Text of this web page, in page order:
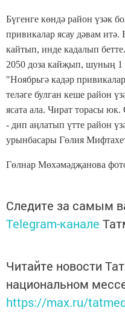
Бүгенге көндә район үзәк
привикалар ясау дәвам итә.
кайтып, инде кадалып
2050 доза кайҗып, шуның 1
"Ноябрьгә кадәр
теләге булган кеше район
ясата ала. Чират торасы
- дип аңлатып үтте район
урынбасары Гөлия
Гөлнар Мөхәмәдҗанова
Следите за самым
Telegram-канале
Читайте новости
национальном
https://max.ru/